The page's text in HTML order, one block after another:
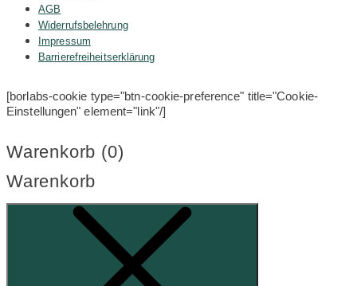
AGB
Widerrufsbelehrung
Impressum
Barrierefreiheitserklärung
[borlabs-cookie type="btn-cookie-preference" title="Cookie-
Einstellungen" element="link"/]
Warenkorb (0)
Warenkorb